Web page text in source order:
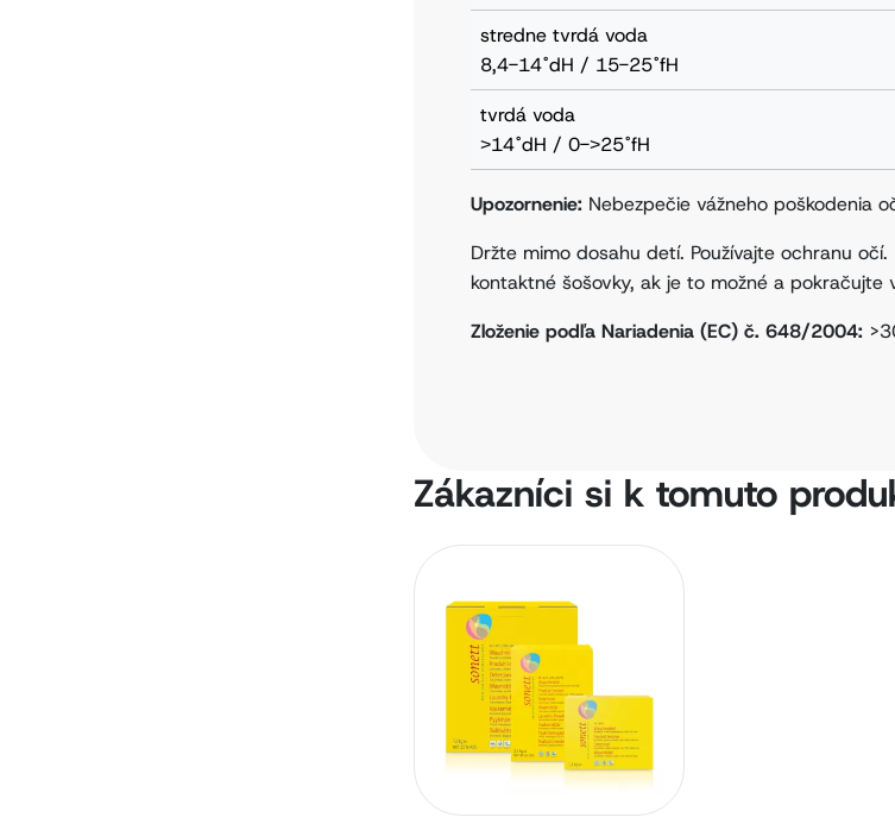
stredne tvrdá voda
8,4-14˚dH / 15-25˚fH
tvrdá voda
˃14˚dH / 0-˃25˚fH
Upozornenie: Nebezpečie vážneho poškodenia
Držte mimo dosahu detí. Používajte ochranu
kontaktné šošovky, ak je to možné a pokračujte
Zloženie podľa Nariadenia (EC) č. 648/2004:
Zákazníci si k tomuto